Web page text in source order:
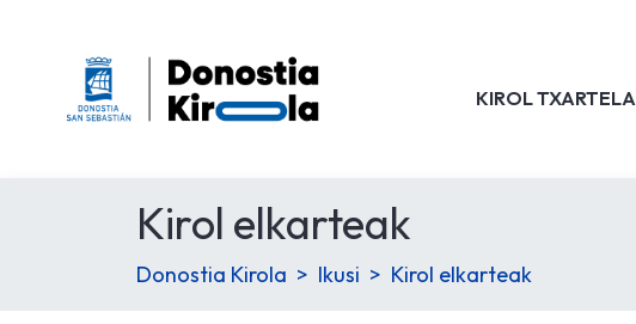
KIROL TXARTELA
Kirol elkarteak
Donostia Kirola Ikusi Kirol elkarteak